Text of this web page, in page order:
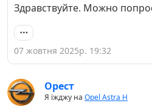
Здравствуйте. Можно
07 жовтня 2025р. 19:32
Орест
Я їжджу на Opel Astra H